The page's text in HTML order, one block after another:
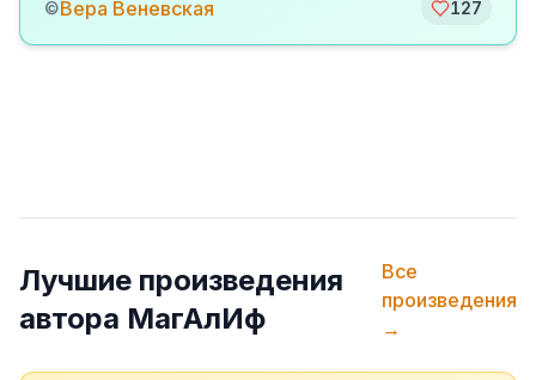
©Вера Веневская 127
Лучшие произведения
автора МагАлИф
Все
произведения
→